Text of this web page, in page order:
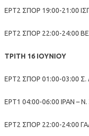
ΕΡΤ2 ΣΠΟΡ 19:00-21:00
ΕΡΤ2 ΣΠΟΡ 22:00-24:00
ΤΡΙΤΗ 16 ΙΟΥΝΙΟΥ
ΕΡΤ2 ΣΠΟΡ 01:00-03:00
ΕΡΤ1 04:00-06:00 ΙΡΑΝ –
ΕΡΤ2 ΣΠΟΡ 22:00-24:00